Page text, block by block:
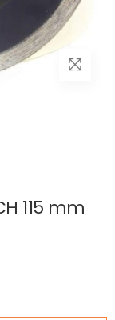
115 mm